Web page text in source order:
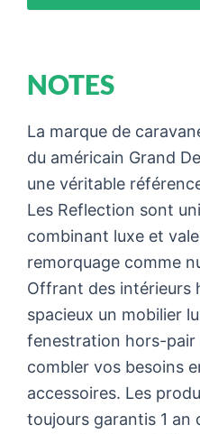
NOTES
La marque de
du américain Grand
une véritable
Les Reflection sont
combinant luxe et
remorquage comme
Offrant des intérieurs
spacieux un mobilier
fenestration hors-pair
combler vos besoins
accessoires. Les
toujours garantis 1 an